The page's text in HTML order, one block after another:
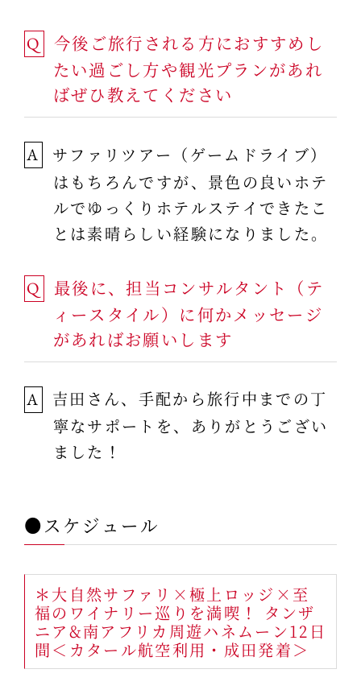
Q
今後ご旅行される方におすすめし
たい過ごし方や観光プランがあれ
ばぜひ教えてください
A
サファリツアー（ゲームドライブ）
はもちろんですが、景色の良いホテ
ルでゆっくりホテルステイできたこ
とは素晴らしい経験になりました。
Q
最後に、担当コンサルタント（テ
ィースタイル）に何かメッセージ
があればお願いします
A
吉田さん、手配から旅行中までの丁
寧なサポートを、ありがとうござい
ました！
●スケジュール
＊大自然サファリ×極上ロッジ×至
福のワイナリー巡りを満喫！ タンザ
ニア&南アフリカ周遊ハネムーン12日
間＜カタール航空利用・成田発着＞